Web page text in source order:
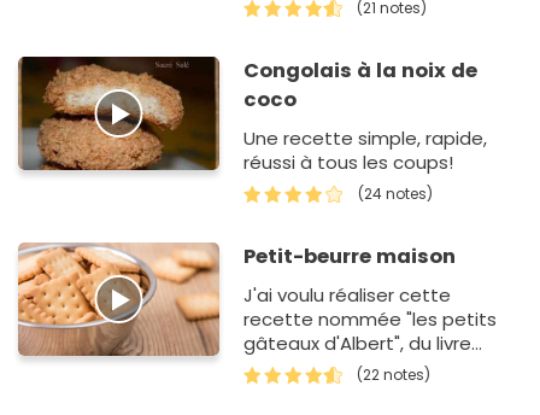
refait à la maison et c'est
(21 notes)
Congolais à la noix de
coco
Une recette simple, rapide,
réussi à tous les coups!
(24 notes)
Petit-beurre maison
J'ai voulu réaliser cette
recette nommée "les petits
gâteaux d'Albert", du livre
petits gâteaux et plaisirs
gourmands. Un délice !
(22 notes)